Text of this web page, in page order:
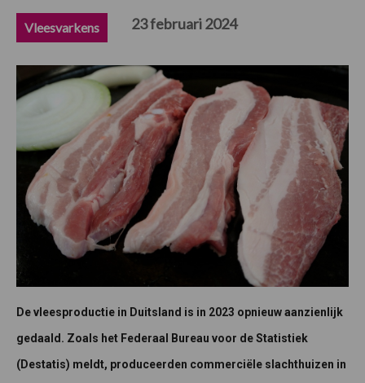
Vleesvarkens 23 februari 2024
De vleesproductie in Duitsland is in 2023 opnieuw aanzienlijk
gedaald. Zoals het Federaal Bureau voor de Statistiek
(Destatis) meldt, produceerden commerciële slachthuizen in